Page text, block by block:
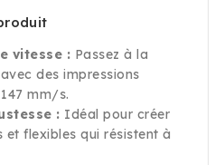
vitesse : Passez à la
des impressions
mm/s.
: Idéal pour créer
et flexibles qui résistent à